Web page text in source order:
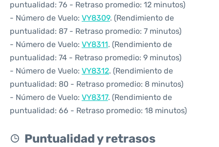
puntualidad: 76 - Retraso promedio: 12 minutos)
- Número de Vuelo: VY8309. (Rendimiento de
puntualidad: 87 - Retraso promedio: 7 minutos)
- Número de Vuelo: VY8311. (Rendimiento de
puntualidad: 74 - Retraso promedio: 9 minutos)
- Número de Vuelo: VY8312. (Rendimiento de
puntualidad: 80 - Retraso promedio: 8 minutos)
- Número de Vuelo: VY8317. (Rendimiento de
puntualidad: 66 - Retraso promedio: 18 minutos)
Puntualidad y retrasos